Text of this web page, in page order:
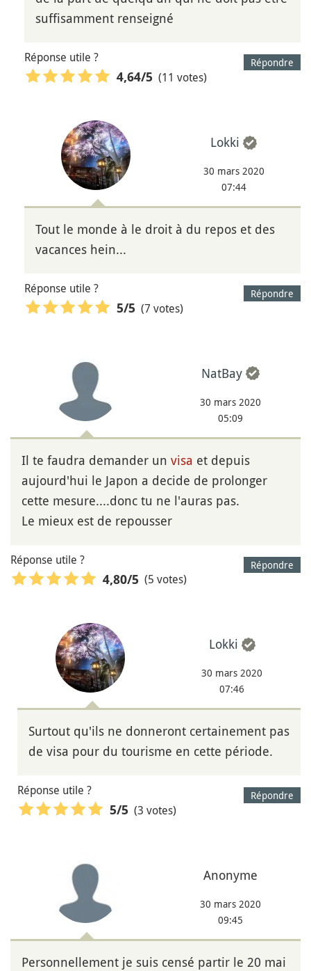
suffisamment renseigné
Répondre
Réponse utile ?
4,64/5 (11 votes)
Lokki
30 mars 2020
07:44
Tout le monde à le droit à du repos et des
vacances hein...
Répondre
Réponse utile ?
5/5 (7 votes)
NatBay
30 mars 2020
05:09
Il te faudra demander un visa et depuis
aujourd'hui le Japon a decide de prolonger
cette mesure....donc tu ne l'auras pas.
Le mieux est de repousser
Répondre
Réponse utile ?
4,80/5 (5 votes)
Lokki
30 mars 2020
07:46
Surtout qu'ils ne donneront certainement pas
de visa pour du tourisme en cette période.
Répondre
Réponse utile ?
5/5 (3 votes)
Anonyme
30 mars 2020
09:45
Personnellement je suis censé partir le 20 mai